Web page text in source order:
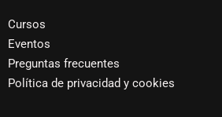
Cursos
Eventos
Preguntas frecuentes
Política de privacidad y cookies